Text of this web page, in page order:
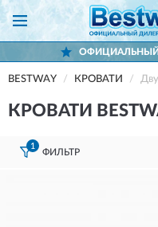
ОФИЦИАЛЬНЫЙ ДИЛЕР
BESTWAY КРОВАТИ
КРОВАТИ
1
ФИЛЬТР